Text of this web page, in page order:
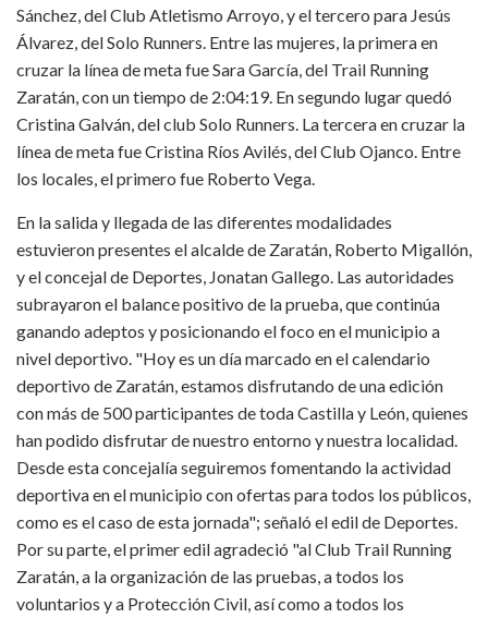
Sánchez, del Club Atletismo Arroyo, y el tercero para Jesús
Álvarez, del Solo Runners. Entre las mujeres, la primera en
cruzar la línea de meta fue Sara García, del Trail Running
Zaratán, con un tiempo de 2:04:19. En segundo lugar quedó
Cristina Galván, del club Solo Runners. La tercera en cruzar la
línea de meta fue Cristina Ríos Avilés, del Club Ojanco. Entre
los locales, el primero fue Roberto Vega.
En la salida y llegada de las diferentes modalidades
estuvieron presentes el alcalde de Zaratán, Roberto Migallón,
y el concejal de Deportes, Jonatan Gallego. Las autoridades
subrayaron el balance positivo de la prueba, que continúa
ganando adeptos y posicionando el foco en el municipio a
nivel deportivo. "Hoy es un día marcado en el calendario
deportivo de Zaratán, estamos disfrutando de una edición
con más de 500 participantes de toda Castilla y León, quienes
han podido disfrutar de nuestro entorno y nuestra localidad.
Desde esta concejalía seguiremos fomentando la actividad
deportiva en el municipio con ofertas para todos los públicos,
como es el caso de esta jornada"; señaló el edil de Deportes.
Por su parte, el primer edil agradeció "al Club Trail Running
Zaratán, a la organización de las pruebas, a todos los
voluntarios y a Protección Civil, así como a todos los